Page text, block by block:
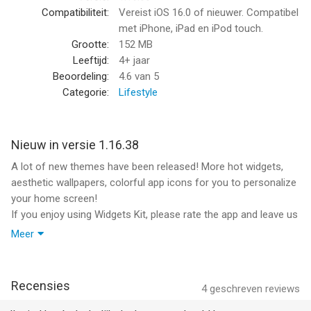
Met Widgets Kit kun je jezelf uitdrukken. Je hebt eindelijk de
controle over je iPhone scherm. Haal het meeste uit het nieuwe
iOS 14. Laat je vaardigheden zien en maak een meesterwerk op
je beginscherm. Toon je creativiteit en maak indruk op iedereen.
Onbeperkt Toegang Abonnement
- Abonnementen worden wekelijks, maandelijks of jaarlijks
gefactureerd tegen het gekozen tarief, afhankelijk van het
abonnementsplan.
- Abonnementen worden automatisch vernieuwd tegen de
kosten van het gekozen pakket, tenzij het 24 uur van tevoren
voor het einde van de huidige periode wordt geannuleerd. De
abonnement beheren en automatische vernieuwing
uitschakelen door na aankoop naar uw Account Instellingen te
Compatibiliteit:
Vereist iOS 16.0 of nieuwer. Compatibel
met iPhone, iPad en iPod touch.
Grootte:
152 MB
Leeftijd:
4+ jaar
Beoordeling:
4.6 van 5
Categorie:
Lifestyle
Nieuw in versie 1.16.38
A lot of new themes have been released! More hot widgets,
aesthetic wallpapers, colorful app icons for you to personalize
your home screen!
If you enjoy using Widgets Kit, please rate the app and leave us
a review.
Meer
4geschreven reviews
Recensies